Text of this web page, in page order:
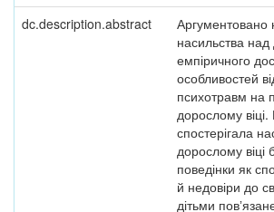
dc.description.abstract
Аргументовано
насильства над
емпіричного
особливостей
психотравм на
дорослому
спостерігала
дорослому віці
поведінки як
й недовіри до
дітьми